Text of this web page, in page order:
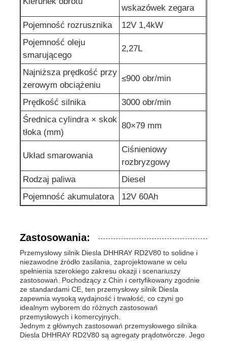
pompa wody ściekowej
wskazówek zegara
Pojemność rozrusznika
12V 1,4kW
Pojemność oleju
smarującego
2,27L
Najniższa prędkość przy
zerowym obciążeniu
≤900 obr/min
Prędkość silnika
3000 obr/min
Średnica cylindra × skok
tłoka (mm)
80×79 mm
Układ smarowania
Ciśnieniowy
rozbryzgowy
Rodzaj paliwa
Diesel
Pojemność akumulatora
12V 60Ah
Zastosowania:
Przemysłowy silnik Diesla DHHRAY RD2V80 to solidne i
niezawodne źródło zasilania, zaprojektowane w celu
spełnienia szerokiego zakresu okazji i scenariuszy
zastosowań. Pochodzący z Chin i certyfikowany zgodnie
ze standardami CE, ten przemysłowy silnik Diesla
zapewnia wysoką wydajność i trwałość, co czyni go
idealnym wyborem do różnych zastosowań
przemysłowych i komercyjnych.
Jednym z głównych zastosowań przemysłowego silnika
Diesla DHHRAY RD2V80 są agregaty prądotwórcze. Jego